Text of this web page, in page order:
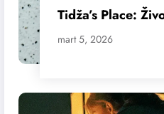
Tidža’s Place:
mart 5, 2026